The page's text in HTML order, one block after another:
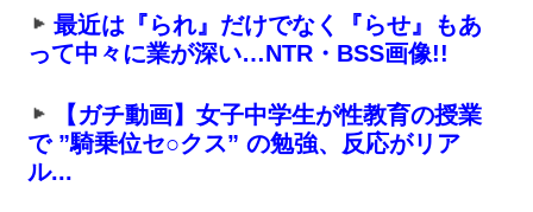
最近は『られ』だけでなく『らせ』もあ
って中々に業が深い…NTR・BSS画像!!
【ガチ動画】女子中学生が性教育の授業
で ”騎乗位セ○クス” の勉強、反応がリア
ル...